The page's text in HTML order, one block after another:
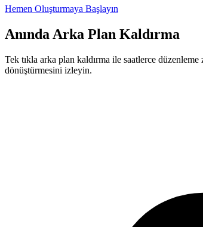
Hemen Oluşturmaya Başlayın
Anında Arka Plan Kaldırma
Tek tıkla arka plan kaldırma ile saatlerce
dönüştürmesini izleyin.